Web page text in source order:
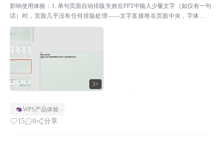
3+
影响使用体验：1. 单句页面自动排版失效在PPT中输入少量文字（如仅有一句
话）时，页面几乎没有任何排版处理——文字直接堆在页面中央，字体、字
号、间距、对齐方式等均未做任何适配处理。连续...
WPS产品体验
15 0 分享